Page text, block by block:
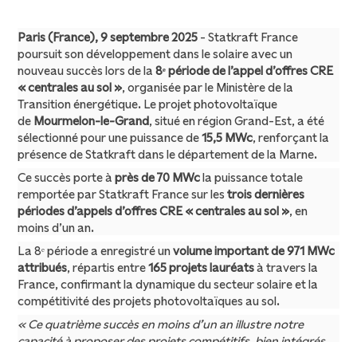
Paris (France), 9 septembre 2025 - Statkraft France
poursuit son développement dans le solaire avec un
nouveau succès lors de la8ᵉpériode de l’appel d’offres CRE
« centrales au sol », organisée par le Ministère de la
Transition énergétique. Le projet photovoltaïque
de Mourmelon-le-Grand, situé en région Grand-Est, a été
sélectionné pour une puissance de15,5 MWc, renforçant la
présence de Statkraft dans le département de la Marne.
Ce succès porte àprès de 70 MWc la puissance totale
remportée par Statkraft France sur lestrois dernières
périodes d’appels d’offres CRE « centrales au sol », en
moins d’un an.
La 8ᵉpériode a enregistré unvolume important de 971 MWc
attribués, répartis entre165 projets lauréatsà travers la
France, confirmant la dynamique du secteur solaire et la
compétitivité des projets photovoltaïques au sol.
« Ce quatrième succès en moins d’un an illustre notre